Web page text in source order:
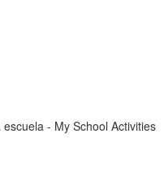
- My School Activities